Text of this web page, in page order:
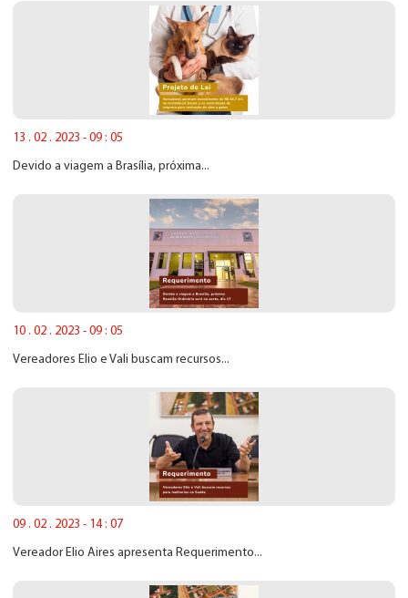
13 . 02 . 2023 - 09 : 05
Devido a viagem a Brasília, próxima...
10 . 02 . 2023 - 09 : 05
Vereadores Elio e Vali buscam recursos...
09 . 02 . 2023 - 14 : 07
Vereador Elio Aires apresenta Requerimento...